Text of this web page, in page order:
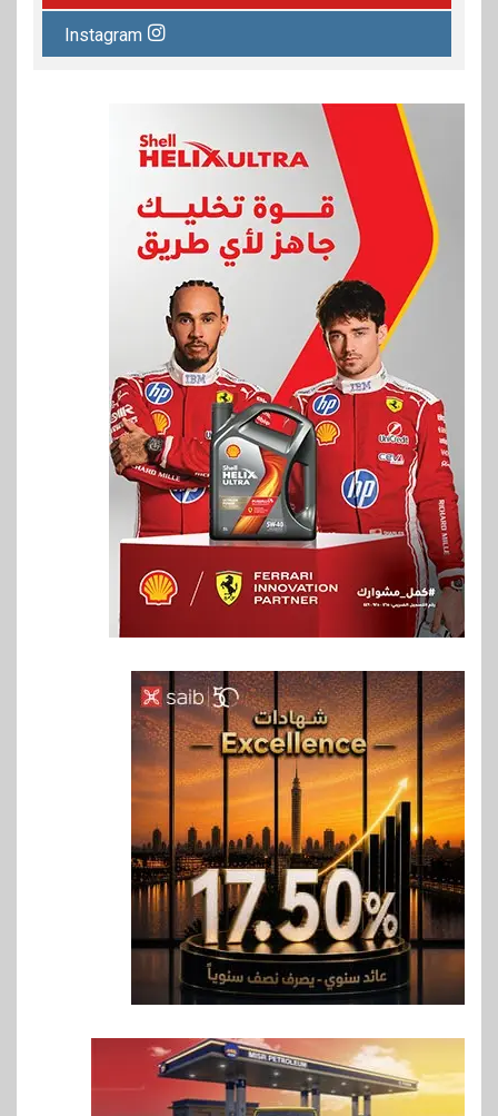
Instagram
6
بنوك
بنك مصر يشارك في فعالية اليوم
العالمي للشباب ويقدم العديد من
العروض المجانية
7
بنوك
بنك QNB مصر يعزز جاهزية
المشروعات الصغيرة والمتوسطة
للنمو والتوسع
فيكسد مصر و”حلول” تتشاركان
في تطوير أول منصة للسياحة
الصحية في مصر والشرق الأوسط